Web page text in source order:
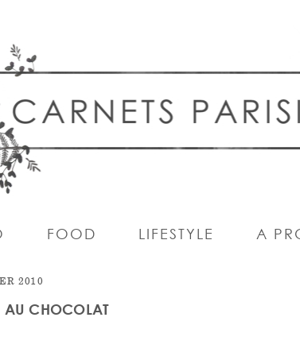
FOOD LIFESTYLE A
2010
AU CHOCOLAT